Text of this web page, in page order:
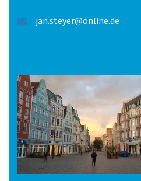
jan.steyer@online.de